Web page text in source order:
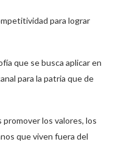
para lograr
que se busca aplicar en
para la patria que de
los valores, los
que viven fuera del